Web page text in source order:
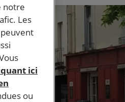
notre
Les
ici
ou